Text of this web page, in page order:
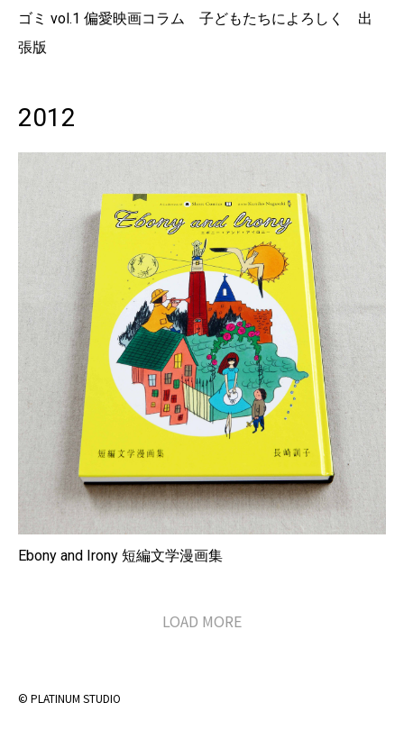
ゴミ vol.1 偏愛映画コラム 子どもたちによろしく 出
張版
2012
Ebony and Irony 短編文学漫画集
LOAD MORE
© PLATINUM STUDIO